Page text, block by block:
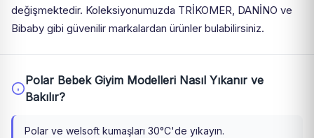
değişmektedir. Koleksiyonumuzda TRİKOMER, DANİNO ve
Bibaby gibi güvenilir markalardan ürünler bulabilirsiniz.
Polar Bebek Giyim Modelleri Nasıl Yıkanır ve
Bakılır?
Polar ve welsoft kumaşları 30°C'de yıkayın.